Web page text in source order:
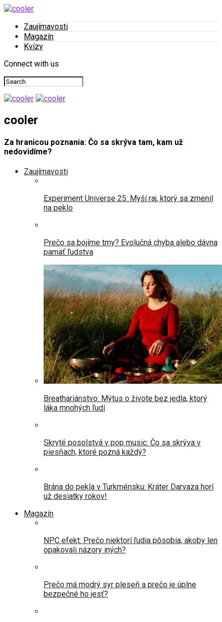
Zaujímavosti
Magazín
Kvízy
Connect with us
cooler
Za hranicou poznania: Čo sa skrýva tam, kam už
nedovidíme?
Zaujímavosti
Experiment Universe 25: Myší raj, ktorý sa zmenil
na peklo
Prečo sa bojíme tmy? Evolučná chyba alebo dávna
pamäť ľudstva
Breathariánstvo: Mýtus o živote bez jedla, ktorý
láka mnohých ľudí
Skryté posolstvá v pop music: Čo sa skrýva v
piesňach, ktoré pozná každý?
Brána do pekla v Turkménsku: Kráter Darvaza horí
už desiatky rokov!
Magazín
NPC efekt: Prečo niektorí ľudia pôsobia, akoby len
opakovali názory iných?
Prečo má modrý syr pleseň a prečo je úplne
bezpečné ho jesť?